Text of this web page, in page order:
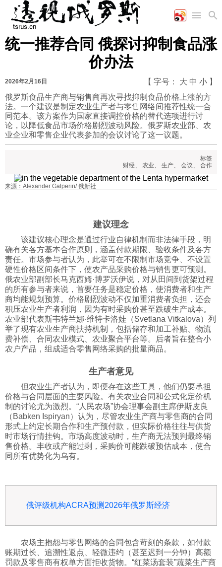
首页
国际
时政
军事
陆军
军事合作
评论
工业
能源
农业
科技
社会
文化
美食
娱乐
历史
旅游
视听
漫画
视频
图表
统一推荐合同 俄探讨抑制食品涨
价办法
2026年2月16日 【 字号： 大 中 小 】
俄罗斯食品生产商与销售商再次寻找抑制食品价格上涨的方
法。一个建议是制定农业生产者与零售网络间推荐性统一合
同范本。该方案作为国家直接调控价格的替代选项进行讨
论，以降低食品市场价格剧烈波动风险。俄罗斯农业部、农
业企业和零售企业代表参加的会议讨论了这一议题。
标签
财经、 农业、 生产、 会议、 合作
来源：Alexander Galperin/ 俄新社
建议理念
该建议核心理念是通过行业自律机制而非法律手段，明
确有关各方基本合作原则，涵盖付款期限、验收条件及各方
责任。市场参与者认为，此举可在不限制市场竞争、不设置
硬性价格区间条件下，使农产品采购价格与销售更可预测。
俄农业部副部长马克西姆·博罗沃伊说，对从田间到货架过程
的所有参与者来说，首要任务是稳定价格，使消费者和生产
商均能规划预算。价格剧烈波动不仅加重消费者负担，还会
积压农业生产者利润，因为有时采购价甚至跌破生产成本。
农业部代表斯韦特兰娜·维特卡洛娃（Svetlana Vitkalova）列
举了现有农业生产商扶持机制，包括储存和加工补贴、物流
费补偿、合同农业模式、农业聚合平台等。后者旨在整合小
农户产品，组成适合零售网络采购的批量商品。
生产者意见
但农业生产者认为，即便存在这些工具，他们仍要承担
价格与合同层面的主要风险。有关农业合同和公式化定价机
制的讨论尤为激烈。“人民农场”协会理事会副主席伊斯皮良
（Babken Ispiryan）认为，尽管农业生产商与零售商的合同
形式上约定长期合作和生产预付款，但实际价格往往与供货
时市场行情挂钩。市场高度波动时，生产商无法预判最终销
售价格。丰收或产能过剩，采购价可能跌破预估成本，使合
同所有优势化为乌有。
俄评级机构ACRA预测2026年俄罗斯经济
农场主抱怨与零售网络的合同包含苛刻的条款，如付款
账期过长、追溯性返点、轻微违约（甚至迟到一分钟）高额
罚款及零售商有权单方面拒收货物。“红菜汤套装”蔬菜生产商